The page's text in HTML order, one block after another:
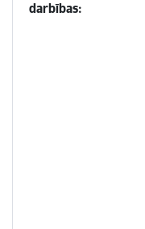
darbības: